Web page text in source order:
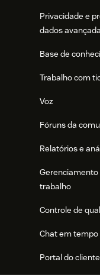
Privacidade e
dados avançada
Base de
Trabalho com
Voz
Fóruns da
Relatórios e
Gerenciamento
trabalho
Controle de
Chat em tempo
Portal do cliente